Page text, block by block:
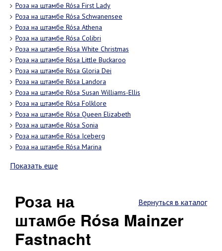
Роза на штамбе Rósa First Lady
Роза на штамбе Rósa Schwanensee
Роза на штамбе Rósa Athena
Роза на штамбе Rósa Colibri
Роза на штамбе Rósa White Christmas
Роза на штамбе Rósa Little Buckaroo
Роза на штамбе Rósa Gloria Dei
Роза на штамбе Rósa Landora
Роза на штамбе Rósa Susan Williams-Ellis
Роза на штамбе Rósa Folklore
Роза на штамбе Rósa Queen Elizabeth
Роза на штамбе Rósa Sonia
Роза на штамбе Rósa Iceberg
Роза на штамбе Rósa Marina
Показать еще
Вернуться в каталог
Роза на
штамбе Rósa Mainzer
Fastnacht